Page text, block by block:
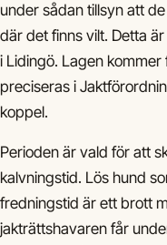
under sådan tillsyn att
där det finns vilt. Detta är
i Lidingö. Lagen kommer
preciseras i
koppel.
Perioden är vald för att
kalvningstid. Lös hund
fredningstid är ett brott
jakträttshavaren får